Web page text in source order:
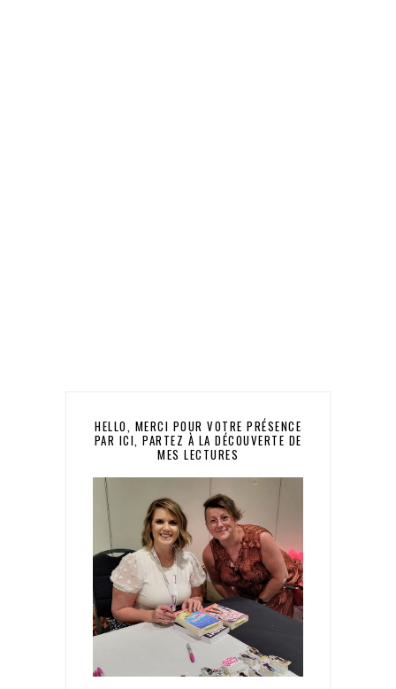
HELLO, MERCI POUR VOTRE PRÉSENCE
PAR ICI, PARTEZ À LA DÉCOUVERTE DE
MES LECTURES